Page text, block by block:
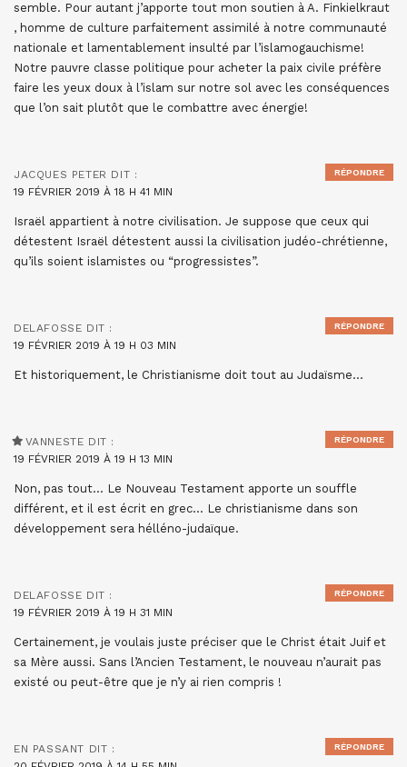
semble. Pour autant j’apporte tout mon soutien à A. Finkielkraut
, homme de culture parfaitement assimilé à notre communauté
nationale et lamentablement insulté par l’islamogauchisme!
Notre pauvre classe politique pour acheter la paix civile préfère
faire les yeux doux à l’islam sur notre sol avec les conséquences
que l’on sait plutôt que le combattre avec énergie!
JACQUES PETER DIT :
19 FÉVRIER 2019 À 18 H 41 MIN
Israël appartient à notre civilisation. Je suppose que ceux qui
détestent Israël détestent aussi la civilisation judéo-chrétienne,
qu’ils soient islamistes ou “progressistes”.
RÉPONDRE
DELAFOSSE DIT :
19 FÉVRIER 2019 À 19 H 03 MIN
Et historiquement, le Christianisme doit tout au Judaïsme…
RÉPONDRE
VANNESTE DIT :
19 FÉVRIER 2019 À 19 H 13 MIN
Non, pas tout… Le Nouveau Testament apporte un souffle
différent, et il est écrit en grec… Le christianisme dans son
développement sera hélléno-judaïque.
RÉPONDRE
DELAFOSSE DIT :
19 FÉVRIER 2019 À 19 H 31 MIN
Certainement, je voulais juste préciser que le Christ était Juif et
sa Mère aussi. Sans l’Ancien Testament, le nouveau n’aurait pas
existé ou peut-être que je n’y ai rien compris !
RÉPONDRE
EN PASSANT DIT :
RÉPONDRE